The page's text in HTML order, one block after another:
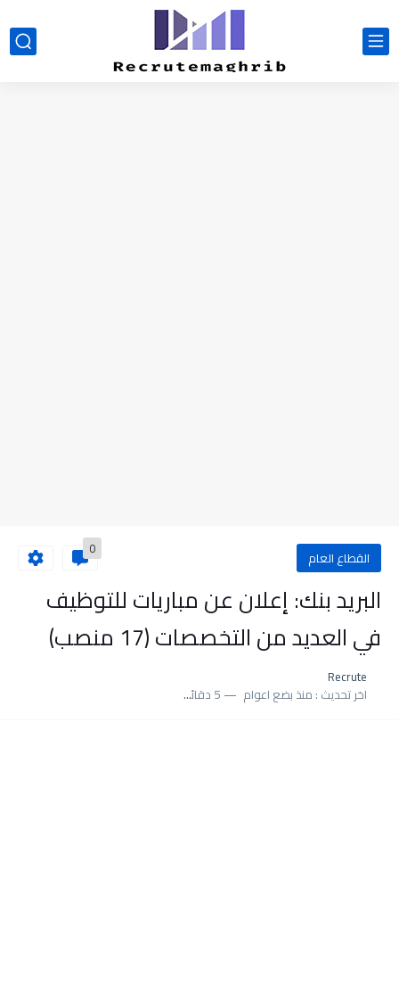
القطاع العام 0
البريد بنك: إعلان عن مباريات للتوظيف
في العديد من التخصصات (17 منصب)
Recrute
اخر تحديث : منذ بضع اعوام 5 دقائق للقراءة